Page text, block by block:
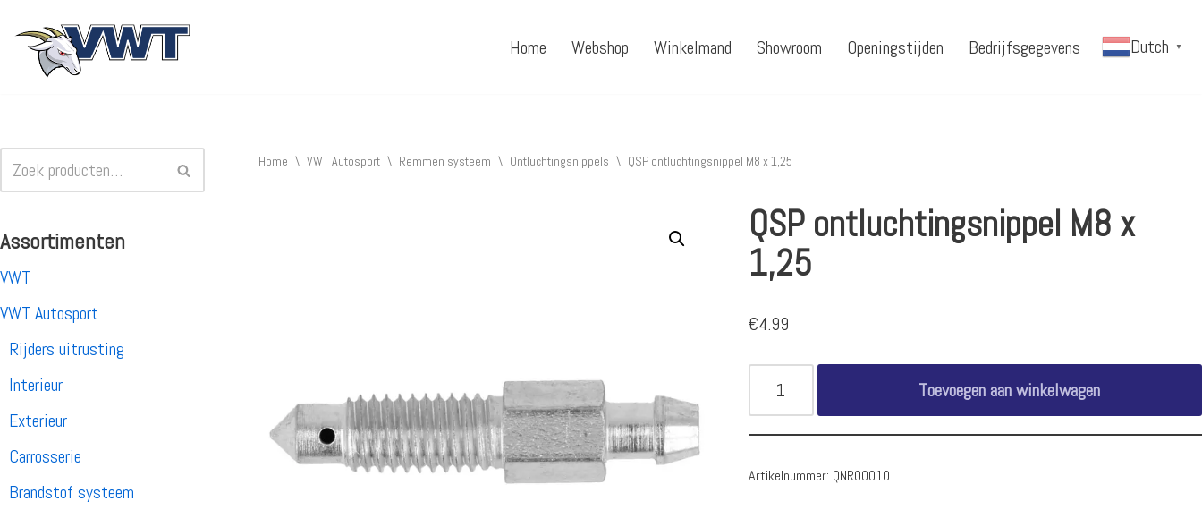
Ga
Home Webshop Winkelmand Showroom Openingstijden Bedrijfsgegevens Dutch ▼
Assortimenten
VWT
VWT Autosport
Rijders uitrusting
Interieur
Exterieur
Carrosserie
Brandstof systeem
Home \ VWT Autosport \ Remmen systeem \ Ontluchtingsnippels \ QSP ontluchtingsnippel M8 x 1,25
QSP ontluchtingsnippel M8 x
1,25
€4.99
Toevoegen aan winkelwagen
Artikelnummer: QNR00010